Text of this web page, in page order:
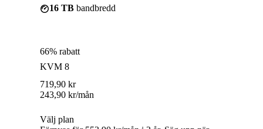
16 TB bandbredd
66% rabatt
KVM 8
719,90 kr
243,90 kr/mån
Välj plan